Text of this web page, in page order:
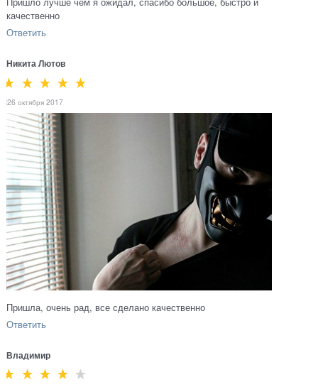
качественно
Ответить
Никита Лютов
26 октября 2017
Пришла, очень рад, все сделано качественно
Ответить
Владимир